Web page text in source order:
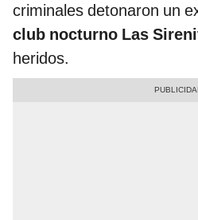
criminales detonaron un
club nocturno Las
heridos.